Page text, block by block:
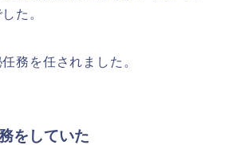
た。
務を任されました。
をしていた